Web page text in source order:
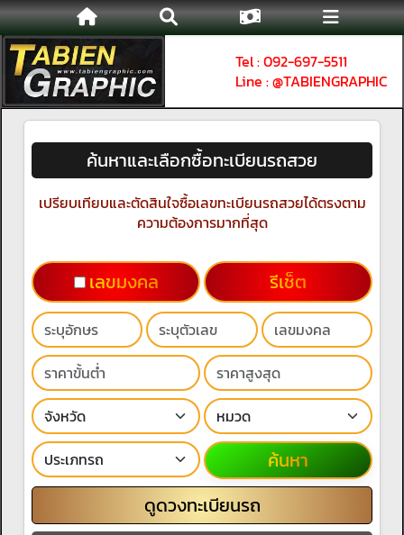
Tel : 092-697-5511
Line : @TABIENGRAPHIC
ค้นหาและเลือกซื้อทะเบียนรถสวย
เปรียบเทียบและตัดสินใจซื้อเลขทะเบียนรถสวยได้ตรงตาม
ความต้องการมากที่สุด
เลขมงคล รีเช็ต
ค้นหา
ดูดวงทะเบียนรถ